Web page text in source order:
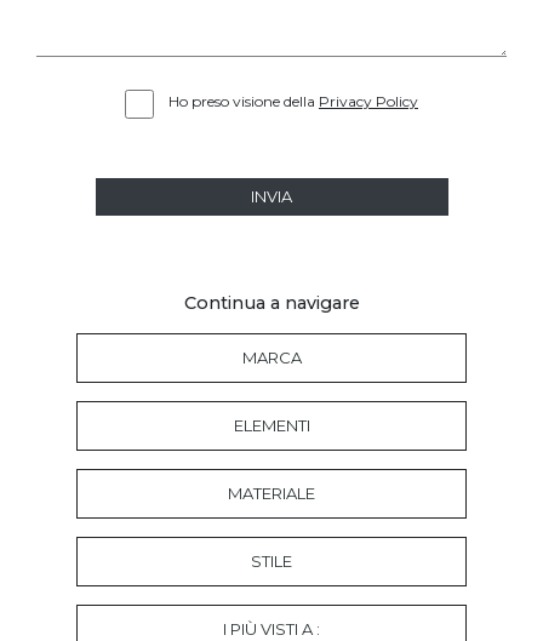
Ho preso visione della Privacy Policy
INVIA
Continua a navigare
MARCA
ELEMENTI
MATERIALE
STILE
I PIÙ VISTI A :